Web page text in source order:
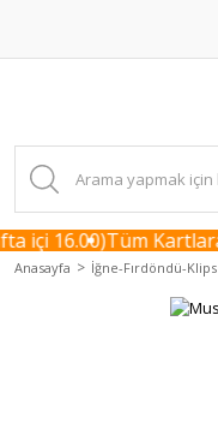
içi 16.00)Tüm Kartlara
Anasayfa İğne-Fırdöndü-Klips